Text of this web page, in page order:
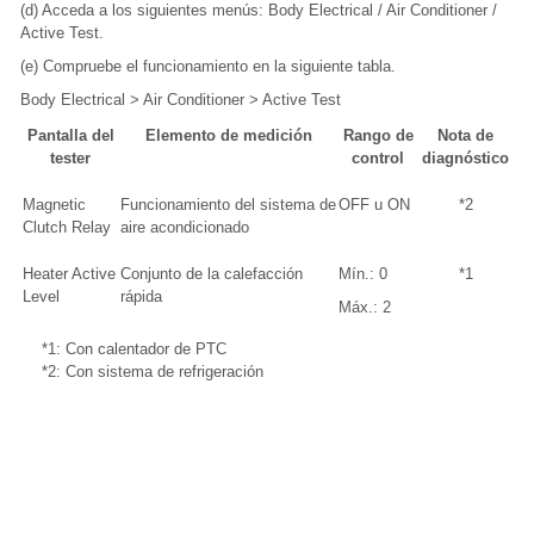
(d) Acceda a los siguientes menús: Body Electrical / Air Conditioner /
Active Test.
(e) Compruebe el funcionamiento en la siguiente tabla.
Body Electrical > Air Conditioner > Active Test
Pantalla del
tester
Elemento de medición
Rango de
control
Nota de
diagnóstico
Magnetic
Clutch Relay
Funcionamiento del sistema de
aire acondicionado
OFF u ON *2
Heater Active
Level
Conjunto de la calefacción
rápida
Mín.: 0
Máx.: 2
*1
*1: Con calentador de PTC
*2: Con sistema de refrigeración